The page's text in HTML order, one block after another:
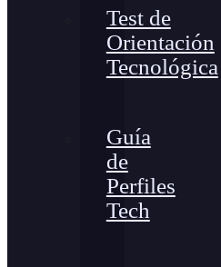
Test de
Orientación
Tecnológica
Guía
de
Perfiles
Tech